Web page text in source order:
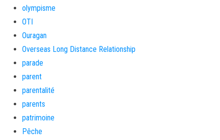
olympisme
OTI
Ouragan
Overseas Long Distance Relationship
parade
parent
parentalité
parents
patrimoine
Pêche